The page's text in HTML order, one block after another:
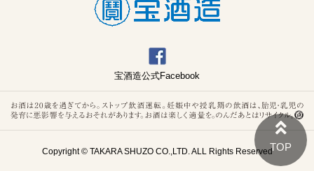
宝酒造公式Facebook
Copyright © TAKARA SHUZO CO.,LTD. ALL Rights Reserved